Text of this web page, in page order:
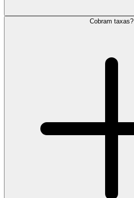
Cobram taxas?